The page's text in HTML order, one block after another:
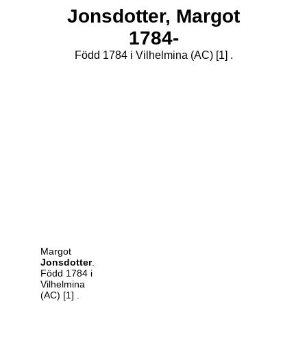
Jonsdotter, Margot
1784-
Född 1784 i Vilhelmina (AC) [1] .
Margot
Jonsdotter.
Född 1784 i
Vilhelmina
(AC) [1]